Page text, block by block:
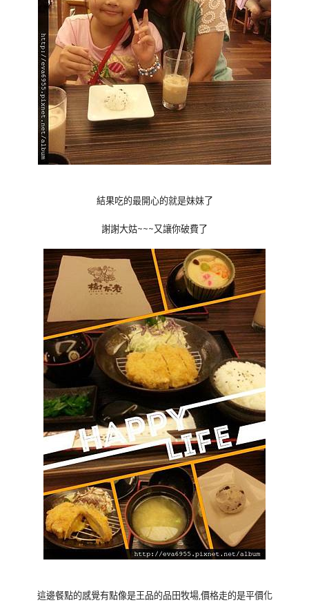
結果吃的最開心的就是妹妹了
謝謝大姑~~~又讓你破費了
這邊餐點的感覺有點像是王品的品田牧場,價格走的是平價化